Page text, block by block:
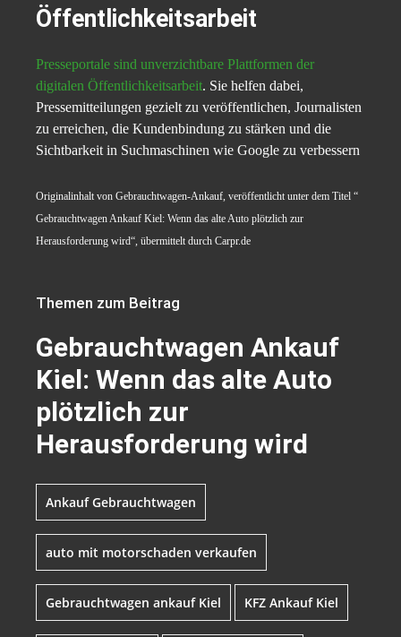
Öffentlichkeitsarbeit
Presseportale sind unverzichtbare Plattformen der
digitalen Öffentlichkeitsarbeit. Sie helfen dabei,
Pressemitteilungen gezielt zu veröffentlichen, Journalisten
zu erreichen, die Kundenbindung zu stärken und die
Sichtbarkeit in Suchmaschinen wie Google zu verbessern
Originalinhalt von Gebrauchtwagen-Ankauf, veröffentlicht unter dem Titel “
Gebrauchtwagen Ankauf Kiel: Wenn das alte Auto plötzlich zur
Herausforderung wird“, übermittelt durch Carpr.de
Themen zum Beitrag
Gebrauchtwagen Ankauf
Kiel: Wenn das alte Auto
plötzlich zur
Herausforderung wird
Ankauf Gebrauchtwagen
auto mit motorschaden verkaufen
Gebrauchtwagen ankauf Kiel KFZ Ankauf Kiel